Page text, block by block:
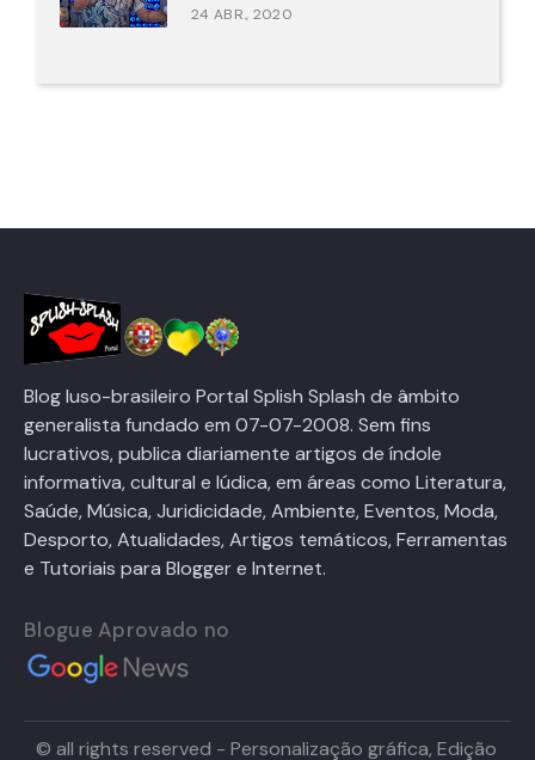
24 ABR., 2020
Blog luso-brasileiro Portal Splish Splash de âmbito
generalista fundado em 07-07-2008. Sem fins
lucrativos, publica diariamente artigos de índole
informativa, cultural e lúdica, em áreas como Literatura,
Saúde, Música, Juridicidade, Ambiente, Eventos, Moda,
Desporto, Atualidades, Artigos temáticos, Ferramentas
e Tutoriais para Blogger e Internet.
Blogue Aprovado no
© all rights reserved - Personalização gráfica, Edição